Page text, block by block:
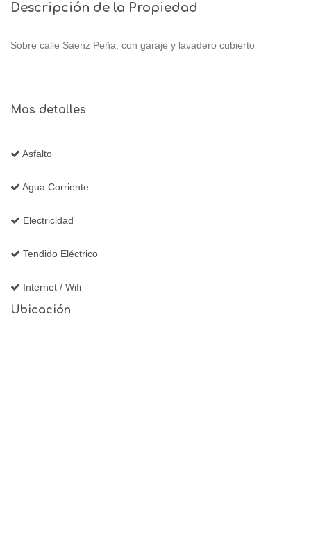
Descripción de la Propiedad
Sobre calle Saenz Peña, con garaje y lavadero cubierto
Mas detalles
Asfalto
Agua Corriente
Electricidad
Tendido Eléctrico
Internet / Wifi
Ubicación